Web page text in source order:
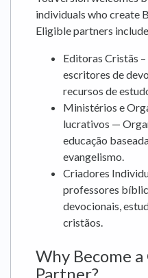
individuals who create
Eligible partners
Editoras Cristãs
escritores de
recursos de
Ministérios e
lucrativos —
educação
evangelismo.
Criadores
professores
devocionais,
cristãos.
Why Become
Partner?